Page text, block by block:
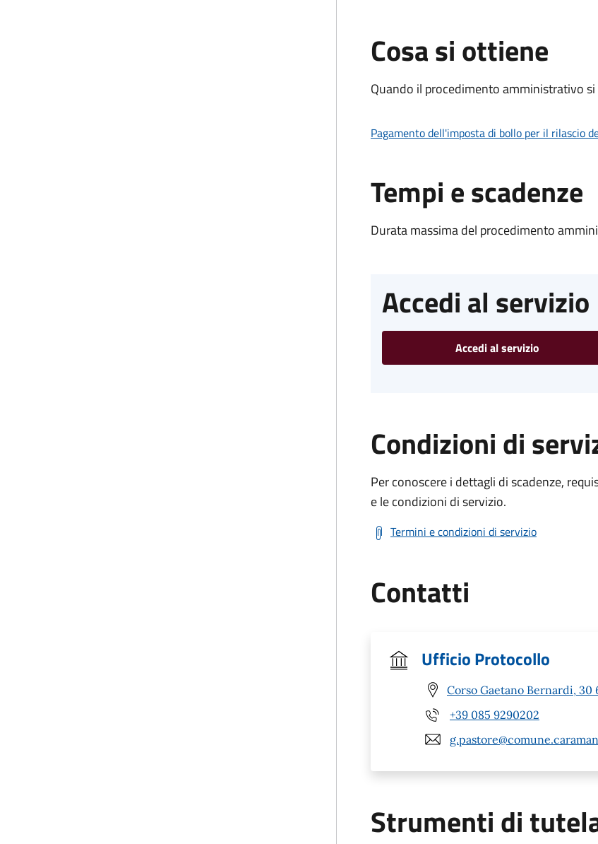
Cosa si ottiene
Quando il procedimento amministrativo
Pagamento dell'imposta di bollo per il rilascio
Tempi e scadenze
Durata massima del procedimento
Accedi al servizio
Accedi al servizio
Condizioni di
Per conoscere i dettagli di scadenze,
e le condizioni di servizio.
Termini e condizioni di servizio
Contatti
Ufficio Protocollo
Corso Gaetano Bernardi, 30
+39 085 9290202
Strumenti di